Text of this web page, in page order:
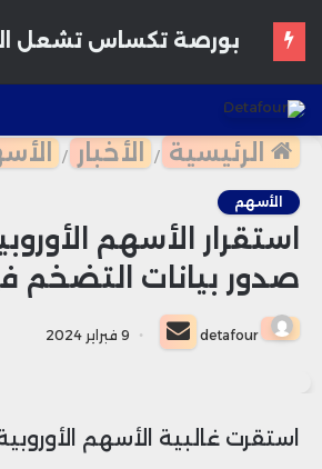
الرئيسية / الأخبار /
الأسهم
استقرار الأسهم
صدور بيانات التضخم
detafour
أرسل
بريدا
9 فبراير 2024
استقرت غالبية الأسهم